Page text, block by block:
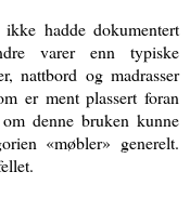
hadde dokumentert
varer enn typiske
nattbord og madrasser
er ment plassert foran
denne bruken kunne
«møbler» generelt.